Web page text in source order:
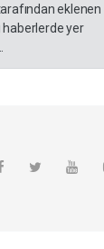
eklenen
haberlerde yer